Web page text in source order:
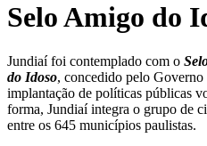
Selo Amigo do
Jundiaí foi contemplado com o
do Idoso, concedido pelo
implantação de políticas públicas
forma, Jundiaí integra o grupo de
entre os 645 municípios paulistas.